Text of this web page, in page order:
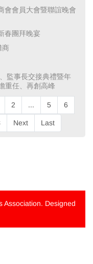
會會員大會暨聯誼晚會
春團拜晚宴
監事長交接典禮暨年
重任、再創高峰
2 ... 5 6
Next Last
Association. Designed